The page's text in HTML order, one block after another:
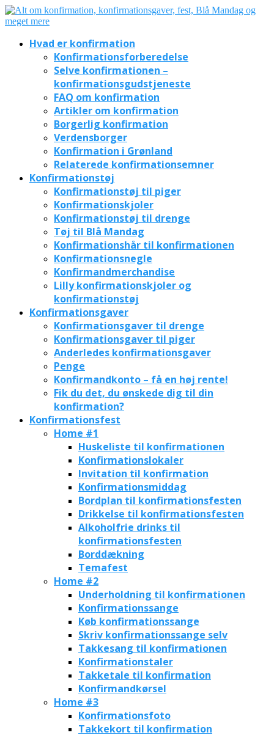
Hvad er konfirmation
Konfirmationsforberedelse
Selve konfirmationen –
konfirmationsgudstjeneste
FAQ om konfirmation
Artikler om konfirmation
Borgerlig konfirmation
Verdensborger
Konfirmation i Grønland
Relaterede konfirmationsemner
Konfirmationstøj
Konfirmationstøj til piger
Konfirmationskjoler
Konfirmationstøj til drenge
Tøj til Blå Mandag
Konfirmationshår til konfirmationen
Konfirmationsnegle
Konfirmandmerchandise
Lilly konfirmationskjoler og
konfirmationstøj
Konfirmationsgaver
Konfirmationsgaver til drenge
Konfirmationsgaver til piger
Anderledes konfirmationsgaver
Penge
Konfirmandkonto – få en høj rente!
Fik du det, du ønskede dig til din
konfirmation?
Konfirmationsfest
Home #1
Huskeliste til konfirmationen
Konfirmationslokaler
Invitation til konfirmation
Konfirmationsmiddag
Bordplan til konfirmationsfesten
Drikkelse til konfirmationsfesten
Alkoholfrie drinks til
konfirmationsfesten
Borddækning
Temafest
Home #2
Underholdning til konfirmationen
Konfirmationssange
Køb konfirmationssange
Skriv konfirmationssange selv
Takkesang til konfirmationen
Konfirmationstaler
Takketale til konfirmation
Konfirmandkørsel
Home #3
Konfirmationsfoto
Takkekort til konfirmation